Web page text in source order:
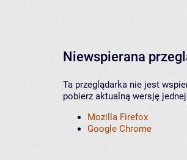
Niewspierana
Ta przeglądarka nie jest
pobierz aktualną wersję
Mozilla Firefox
Google Chrome